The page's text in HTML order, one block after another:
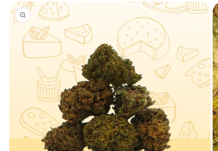
στις
πληροφορίες
προϊόντος